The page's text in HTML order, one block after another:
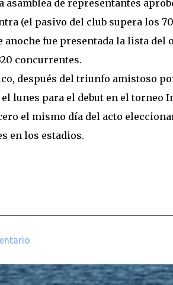
asamblea de representantes
(el pasivo del club supera los
anoche fue presentada la lista
concurrentes.
después del triunfo amistoso
lunes para el debut en el torneo
el mismo día del acto
en los estadios.